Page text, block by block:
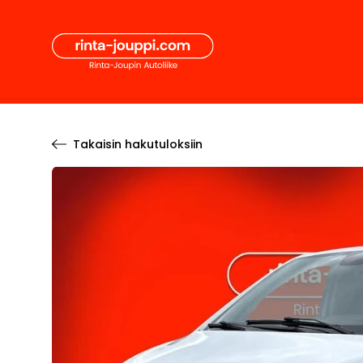
sisältöön
Takaisin hakutuloksiin